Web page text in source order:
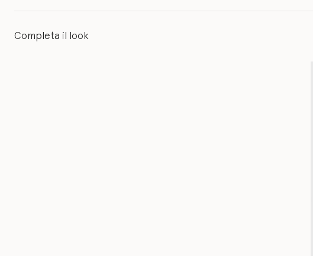
Completa il look